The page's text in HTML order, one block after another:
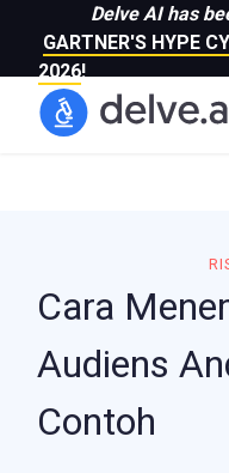
Delve AI has
GARTNER'S HYPE
2026!
Cara
Audiens
Contoh